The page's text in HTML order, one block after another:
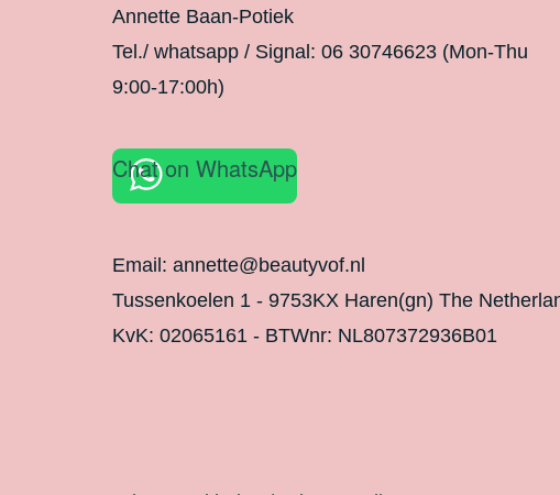
Annette Baan-Potiek
Tel./ whatsapp / Signal: 06 30746623 (Mon-Thu
9:00-17:00h)
Chat on WhatsApp
Email: annette@beautyvof.nl
Tussenkoelen 1 - 9753KX Haren(gn) The
KvK: 02065161 - BTWnr: NL807372936B01